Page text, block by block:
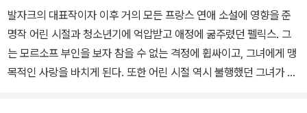
로, 세계 문학사에 걸작으로 남았다. 1832년 우크라이나 대귀족 한스
카 백작 부인의 익명 편지를 처음 받은 이래로 18년간 그녀와 편지를
주고받았으며, 1842년 한스카 부인이 남편을 사별하자 적극적으로
구애해, 1850년 3월 마침내 결혼에 성공한다. 하지만 누적된 과로로
발자크의 대표작이자 이후 거의 모든 프랑스 연애 소설에 영향을 준
명작 어린 시절과 청소년기에 억압받고 애정에 굶주렸던 펠릭스. 그
는 모르소프 부인을 보자 참을 수 없는 격정에 휩싸이고, 그녀에게 맹
목적인 사랑을 바치게 된다. 또한 어린 시절 역시 불행했던 그녀가 동